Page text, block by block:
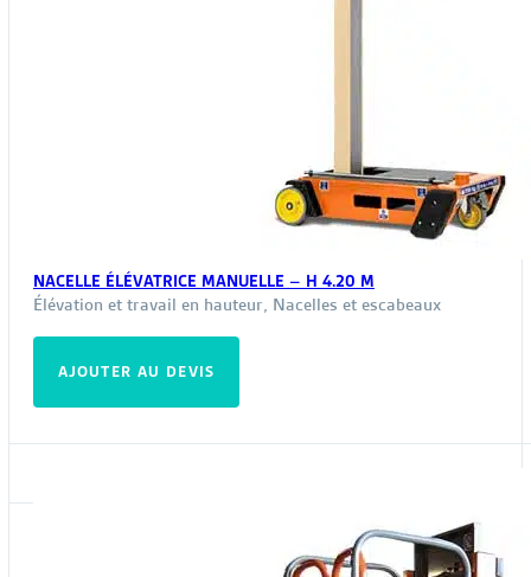
NACELLE ÉLÉVATRICE MANUELLE – H 4.20 M
Élévation et travail en hauteur, Nacelles et escabeaux
AJOUTER AU DEVIS